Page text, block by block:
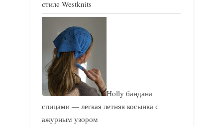
стиле Westknits
Holly бандана
спицами — легкая летняя косынка с
ажурным узором